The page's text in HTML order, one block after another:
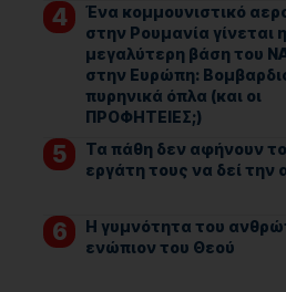
Ένα κομμουνιστικό
στην Ρουμανία γίνεται η
μεγαλύτερη βάση του
στην Ευρώπη:
πυρηνικά όπλα (και οι
ΠΡΟΦΗΤΕΙΕΣ;)
Τα πάθη δεν αφήνουν
εργάτη τους να δεί την
Η γυμνότητα του
ενώπιον του Θεού